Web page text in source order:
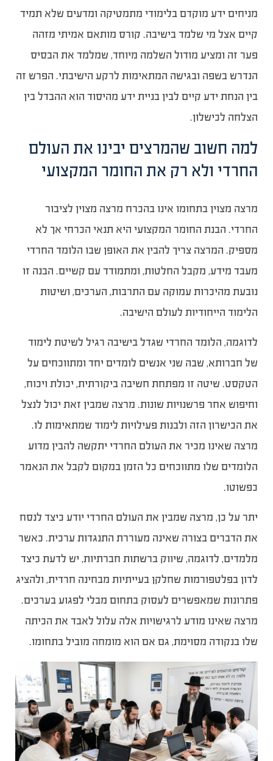
מניחים ידע מוקדם בלימודי מתמטיקה ומדעים שלא תמיד
קיים אצל מי שלמד בישיבה. קורס מותאם אמיתי מזהה
פער זה ומציע מודול השלמה מיוחד, שמלמד את הבסיס
הנדרש בשפה ובגישה המתאימות לרקע הישיבתי. הפרש זה
בין הנחת ידע קיים לבין בניית ידע מהיסוד הוא ההבדל בין
הצלחה לכישלון.
למה חשוב שהמרצים יבינו את העולם
החרדי ולא רק את החומר המקצועי
מרצה מצוין בתחומו אינו בהכרח מרצה מצוין לציבור
החרדי. הבנת החומר המקצועי היא תנאי הכרחי אך לא
מספיק. המרצה צריך להבין את האופן שבו הלומד החרדי
מעבד מידע, מקבל החלטות, ומתמודד עם קשיים. הבנה זו
נובעת מהיכרות עמוקה עם התרבות, הערכים, ושיטות
הלימוד הייחודיות לעולם הישיבה.
לדוגמה, הלומד החרדי שגדל בישיבה רגיל לשיטת לימוד
של חברותא, שבה שני אנשים לומדים יחד ומתווכחים על
הטקסט. שיטה זו מפתחת חשיבה ביקורתית, יכולת ויכוח,
וחיפוש אחר פרשנויות שונות. מרצה שמבין זאת יכול לנצל
את הכישרון הזה ולבנות פעילויות לימוד שמתאימות לו.
מרצה שאינו מכיר את העולם החרדי יתקשה להבין מדוע
הלומדים שלו מתווכחים כל הזמן במקום לקבל את הנאמר
כפשוטו.
יתר על כן, מרצה שמבין את העולם החרדי יודע כיצד לנסח
את הדברים בצורה שאינה מעוררת התנגדות ערכית. כאשר
מלמדים, לדוגמה, שיווק ברשתות חברתיות, יש לדעת כיצד
לדון בפלטפורמות שחלקן בעייתיות מבחינה חרדית, ולהציג
פתרונות שמאפשרים לעסוק בתחום מבלי לפגוע בערכים.
מרצה שאינו מודע לרגישויות אלה עלול לאבד את הכיתה
שלו בנקודה מסוימת, גם אם הוא מומחה מוביל בתחומו.